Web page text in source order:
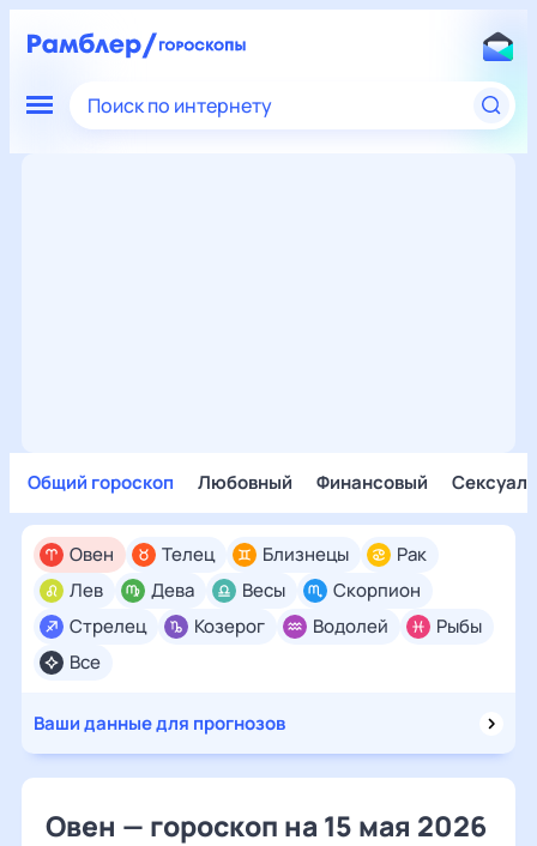
Поиск по интернету
Общий гороскоп Любовный Финансовый
Все
Овен Телец Близнецы
Рак
Лев
Дева Весы
Скорпион
Стрелец
Козерог Водолей Рыбы
Ваши данные для прогнозов
Овен — гороскоп на 15 мая 2026